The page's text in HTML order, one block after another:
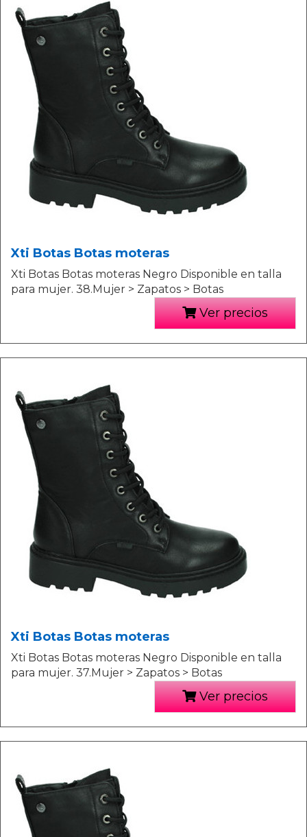
Xti Botas Botas moteras
Xti Botas Botas moteras Negro Disponible en talla
para mujer. 38.Mujer > Zapatos > Botas
Ver precios
Xti Botas Botas moteras
Xti Botas Botas moteras Negro Disponible en talla
para mujer. 37.Mujer > Zapatos > Botas
Ver precios